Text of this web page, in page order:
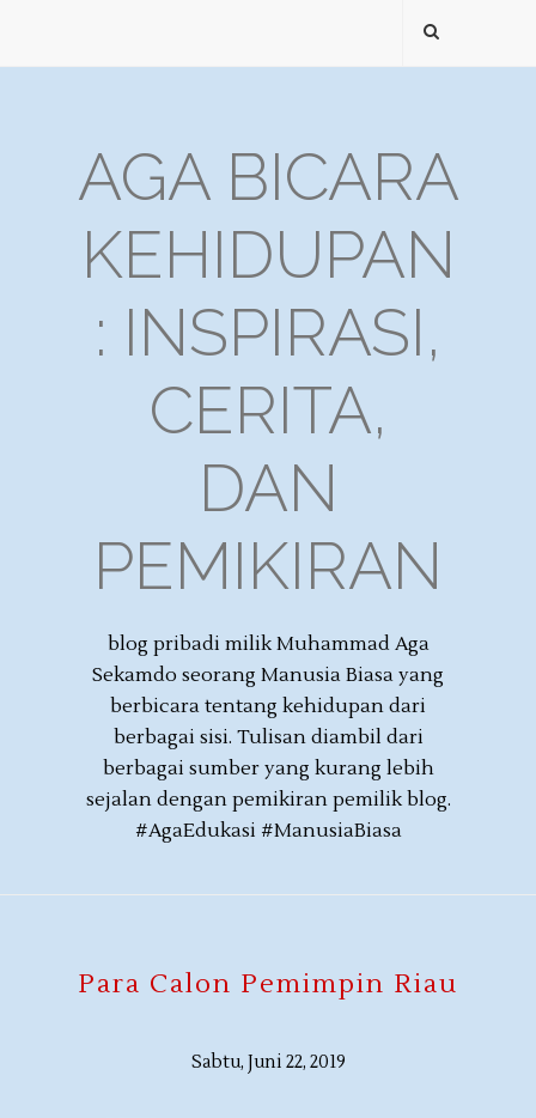
AGA BICARA
KEHIDUPAN
: INSPIRASI,
CERITA,
DAN
PEMIKIRAN
blog pribadi milik Muhammad Aga
Sekamdo seorang Manusia Biasa yang
berbicara tentang kehidupan dari
berbagai sisi. Tulisan diambil dari
berbagai sumber yang kurang lebih
sejalan dengan pemikiran pemilik blog.
#AgaEdukasi #ManusiaBiasa
Para Calon Pemimpin Riau
Sabtu, Juni 22, 2019